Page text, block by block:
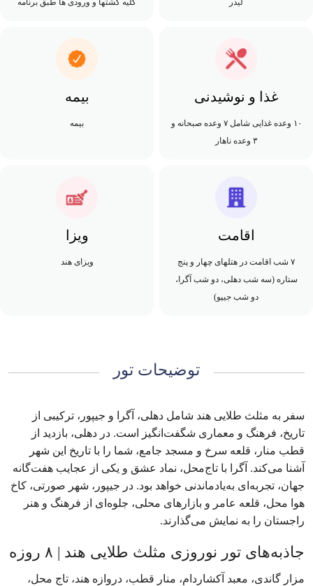
لیدر کلیه گشتها و ورودی ها طبق برنامه
غذا و نوشیدنی
۱۰ وعده غذایی شامل ۷ وعده صبحانه و
۳ وعده ناهار
بیمه
بیمه
اقامت
۷ شب اقامت در هتلهای چهار و پنج
ستاره (سه شب دهلی، دو شب آگرا،
دو شب جیپو)
ویزا
ویزای هند
توضیحات تور
سفر به مثلث طلایی هند شامل دهلی، آگرا و جیپور، ترکیبی از
تاریخ، فرهنگ و معماری شگفت‌انگیز است. در دهلی، بازدید از
قطب منار، قلعه سرخ و مسجد جامع، شما را با تاریخ این شهر
آشنا می‌کند. آگرا با تاج‌محل، نماد عشق و یکی از عجایب هفت‌گانه
جهان، تجربه‌ای به‌یادماندنی خواهد بود. در جیپور، شهر صورتی، کاخ
هوا محل، قلعه عامر و بازارهای محلی، جلوه‌ای از فرهنگ و هنر
راجستان را به نمایش می‌گذارند.
جاذبه‌های تور نوروزی مثلث طلایی هند | ۸ روزه
مزار گاندی، معبد آکشاردام، منار قطب، دروازه هند، تاج محل،